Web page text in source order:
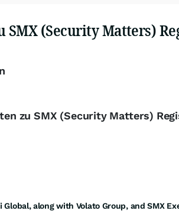
SMX (Security Matters)
zu SMX (Security Matters)
Global, along with Volato Group, and SMX